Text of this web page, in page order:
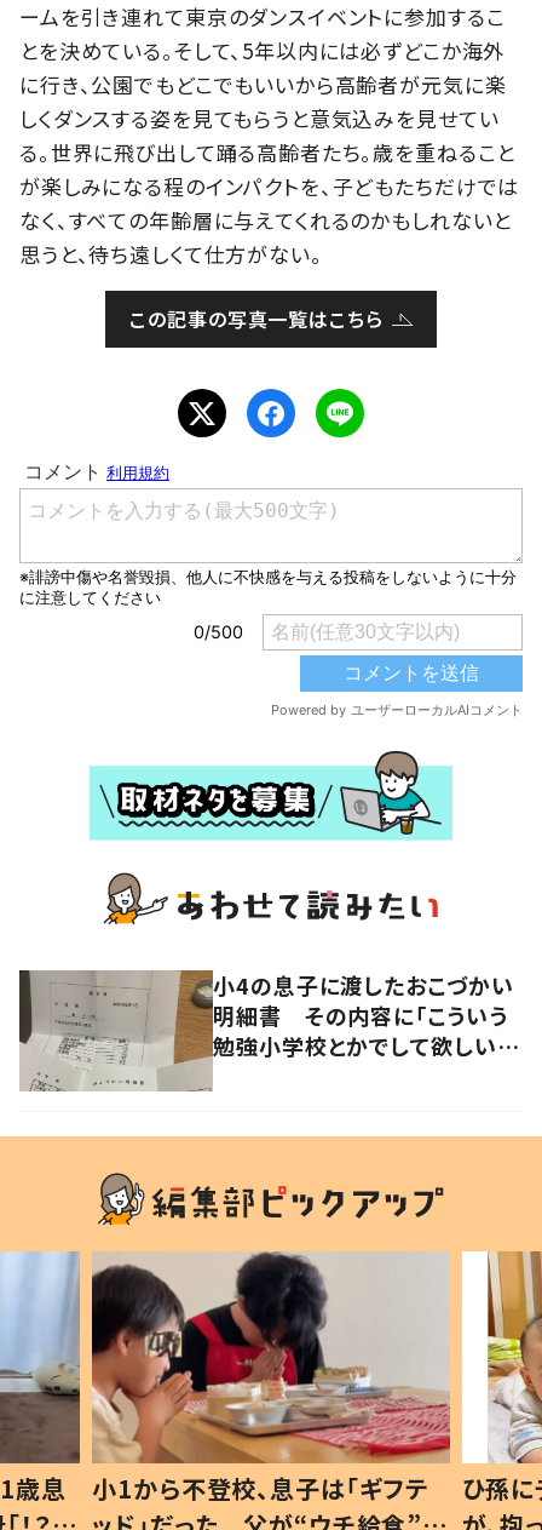
ームを引き連れて東京のダンスイベントに参加するこ
とを決めている。そして、5年以内には必ずどこか海外
に行き、公園でもどこでもいいから高齢者が元気に楽
しくダンスする姿を見てもらうと意気込みを見せてい
る。世界に飛び出して踊る高齢者たち。歳を重ねること
が楽しみになる程のインパクトを、子どもたちだけでは
なく、すべての年齢層に与えてくれるのかもしれないと
思うと、待ち遠しくて仕方がない。
この記事の写真一覧はこちら
小4の息子に渡したおこづかい
明細書 その内容に「こういう
勉強小学校とかでして欲しい」
歳息
小1から不登校、息子は「ギフテ
ひ孫